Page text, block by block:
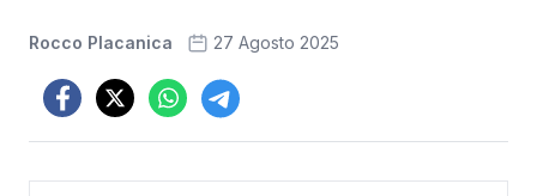
Rocco Placanica 27 Agosto 2025